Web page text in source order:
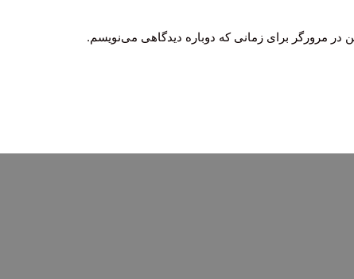
در مرورگر برای زمانی که دوباره دیدگاهی می‌نویسم.